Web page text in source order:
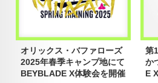
オリックス・バファローズ
2025年春季キャンプ地にて
BEYBLADE X体験会を開催
第
か
E